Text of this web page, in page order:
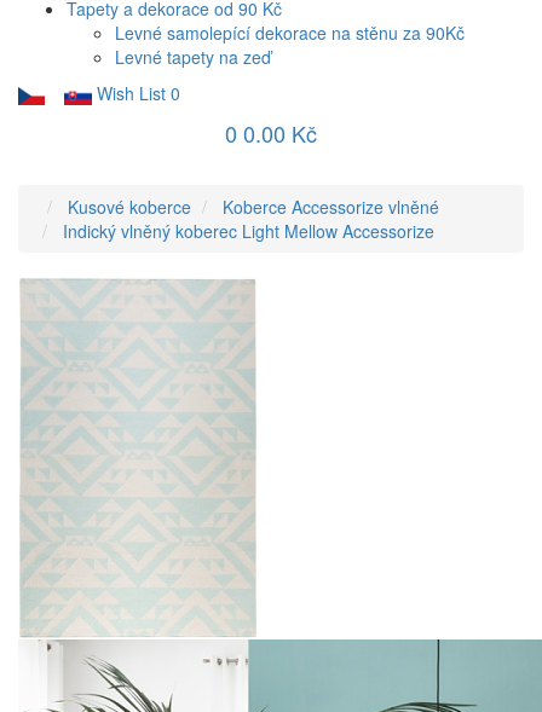
Tapety a dekorace od 90 Kč
Levné samolepící dekorace na stěnu za 90Kč
Levné tapety na zeď
Wish List 0
0 0.00 Kč
Kusové koberce
Koberce Accessorize vlněné
Indický vlněný koberec Light Mellow Accessorize